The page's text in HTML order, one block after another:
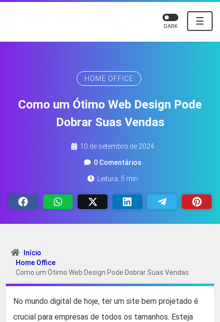
☰
DARK
HOME OFFICE
Como um Ótimo Web Design Pode
Dobrar Suas Vendas
10 de setembro de 2024
0 Comentários
Leitura: 5 min
Início
Home Office
Como um Ótimo Web Design Pode Dobrar Suas Vendas
No mundo digital de hoje, ter um site bem projetado é
crucial para empresas de todos os tamanhos. Esteja